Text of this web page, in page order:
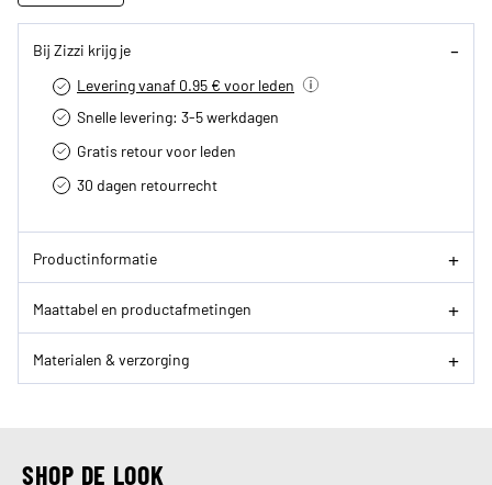
Bij Zizzi krijg je
Levering vanaf 0.95 € voor leden
Snelle levering: 3-5 werkdagen
Gratis retour voor leden
30 dagen retourrecht­
Productinformatie
Maattabel en productafmetingen
Materialen & verzorging
SHOP DE LOOK